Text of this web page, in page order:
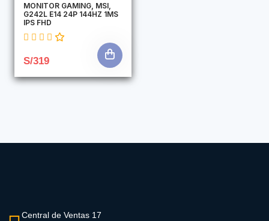
MONITOR GAMING, MSI,
G242L E14 24P 144HZ 1MS
IPS FHD
S/319
Central de Ventas 17